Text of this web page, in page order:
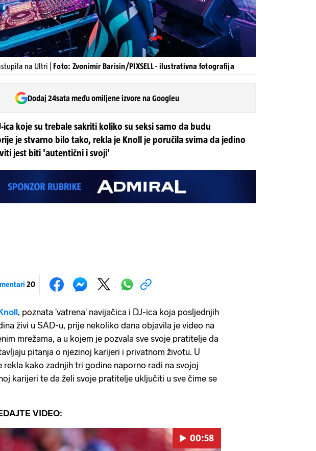
na Ultri | Foto: Zvonimir Barisin/PIXSELL - ilustrativna fotografija
Dodaj 24sata među omiljene izvore na Googleu
ica koje su trebale sakriti koliko su seksi samo da budu
je stvarno bilo tako, rekla je Knoll je poručila svima da jedino
jest biti 'autentični i svoji'
20
, poznata 'vatrena' navijačica i DJ-ica koja posljednjih
živi u SAD-u, prije nekoliko dana objavila je video na
mrežama, a u kojem je pozvala sve svoje pratitelje da
pitanja o njezinoj karijeri i privatnom životu. U
rekla kako zadnjih tri godine naporno radi na svojoj
karijeri te da želi svoje pratitelje uključiti u sve čime se
VIDEO:
00:58